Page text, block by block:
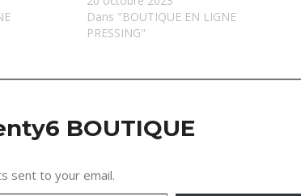
Dans "BOUTIQUE EN LIGNE
PRESSING"
BOUTIQUE
sent to your email.